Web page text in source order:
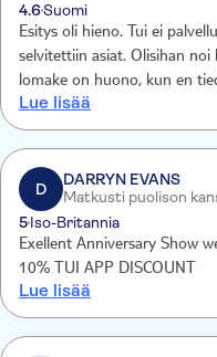
4.6Suomi
Esitys oli hieno. Tui ei palvellut
selvitettiin asiat. Olisihan noi
lomake on huono, kun en
nolla.
Lue lisää
D
DARRYN EVANS
Matkusti puolison
5Iso-Britannia
Exellent Anniversary Show
10% TUI APP DISCOUNT
Lue lisää